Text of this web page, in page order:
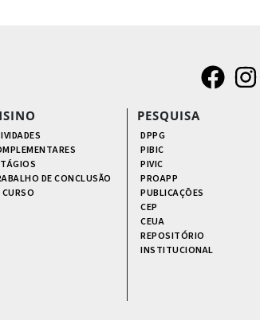
DE CONCLUSÃO
CURSO
PESQUISA
DPPG
PIBIC
PIVIC
PROAPP
PUBLICAÇÕES
CEP
CEUA
REPOSITÓRIO
INSTITUCIONAL